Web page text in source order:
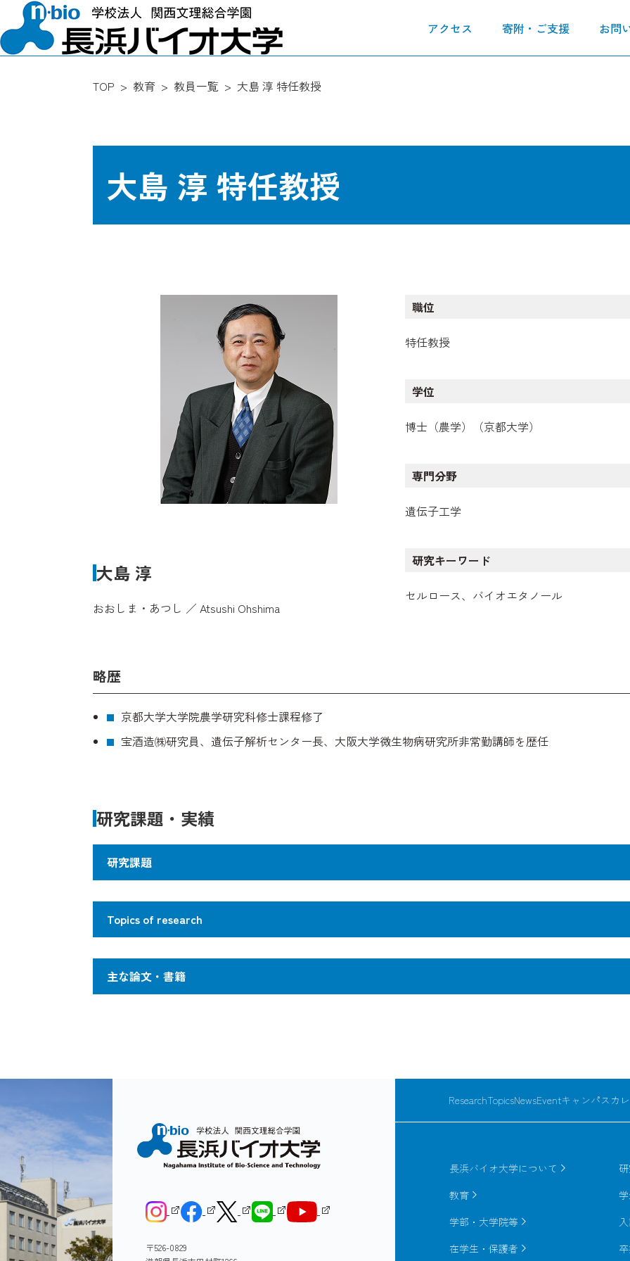
アクセス 寄附・ご支援 お問
TOP 教育 教員一覧 大島 淳 特任教授
大島 淳 特任教授
大島 淳
おおしま・あつし ／ Atsushi Ohshima
職位
特任教授
学位
博士（農学）（京都大学）
専門分野
遺伝子工学
研究キーワード
セルロース、バイオエタノール
略歴
京都大学大学院農学研究科修士課程修了
宝酒造㈱研究員、遺伝子解析センター長、大阪大学微生物病研究所非常勤講師を歴任
研究課題・実績
研究課題
第2世代DNAインクの研究開発
"究極の真贋判定にＤＮＡを使う" というテーマは当研究室の大きなテーマのひとつです。遺伝子を構
しての対象ばかりでなく人の識別であれば指紋、静脈の代わりとして、また物品であればＤＮＡを真
ます。このようにヒト、モノの識別手段に生体情報を用いる分野をバイオメトリクスといいます。現
でも"、" どこでも"、" 誰でも"できるような第二世代ＤＮＡインクの開発を進めております。既にＤＮ
Topics of research
2nd Generation of Bio-Security DNA Ink
Recently, because of its extremely accurate, powerful and secure
design a unique and specific DNA sequence. This artificially
synthesized DNA with its own specific DNA sequence can be mixed
with normal ink, and now is called DNA Ink. The DNA Ink, invisible or
identification marker, covert authentication or product label, overt
authentication which thus can prevent us from fakes.
主な論文・書籍
Y.Isegawa , et al (2010) PCR with quenting probes enables the rapid detection and identif
U69 gene mutations in human herpesvirus 6 Molecular and Cellular Probes 24 (167-177)
K.Nakano , et al (2009) Detection and identif ication of U69 gene mutations encoded by
using denaturing highperformance liquid chromatography Journal of Virological Methods 161
of an allogeneic stem cell transplant recipient Journal of Clinical Virology 44 (15-19)
〒526-0829
ResearchTopicsNewsEventキャンパスカ
長浜バイオ大学について
教育
学部・大学院等
在学生・保護者